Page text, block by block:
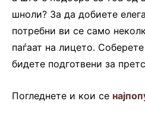
шноли? За да добиете
потребни ви се само
паѓаат на лицето.
бидете подготвени за
Погледнете и кои се